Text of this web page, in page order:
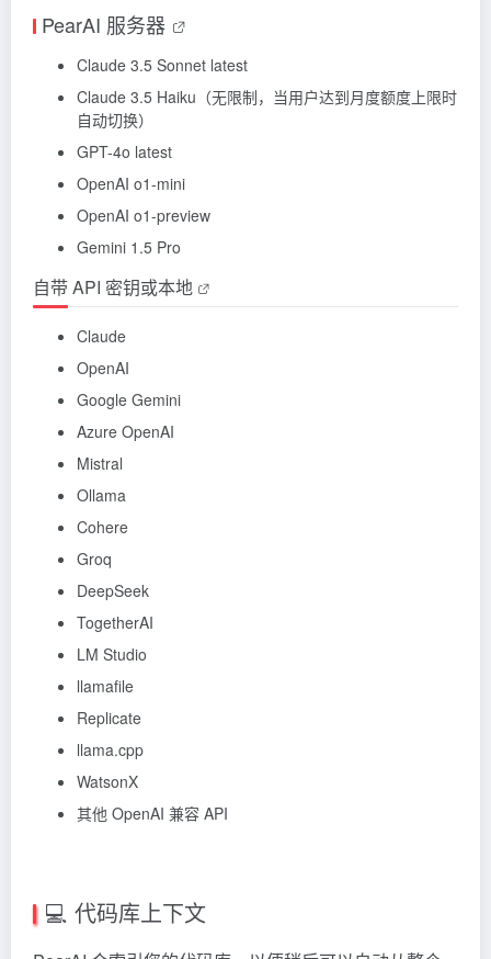
PearAI 服务器
Claude 3.5 Sonnet latest
Claude 3.5 Haiku（无限制，当用户达到月度额度上限时
自动切换）
GPT-4o latest
OpenAI o1-mini
OpenAI o1-preview
Gemini 1.5 Pro
自带 API 密钥或本地
Claude
OpenAI
Google Gemini
Azure OpenAI
Mistral
Ollama
Cohere
Groq
DeepSeek
TogetherAI
LM Studio
llamafile
Replicate
llama.cpp
WatsonX
其他 OpenAI 兼容 API
💻 代码库上下文